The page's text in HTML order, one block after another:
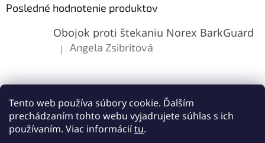
Tento web používa súbory cookie. Ďalším
prechádzaním tohto webu vyjadrujete súhlas s ich
používaním. Viac informáciítu.
Posledné hodnotenie produktov
Obojok proti štekaniu Norex BarkGuard
Hodnotenie produktu je 5 z 5 hviezdičiek.
| Angela Zsibritová